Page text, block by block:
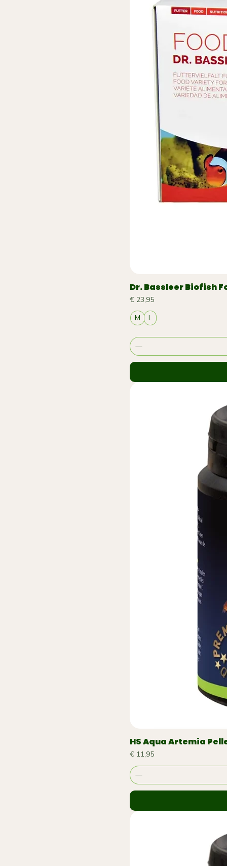
Dr. Bassleer Biofish
Prijs
€ 23,95
M
L
HS Aqua Artemia
Prijs
€ 11,95